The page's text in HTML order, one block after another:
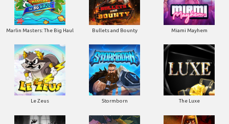
Marlin Masters: The Big Haul Bullets and Bounty Miami Mayhem
Le Zeus Stormborn The Luxe